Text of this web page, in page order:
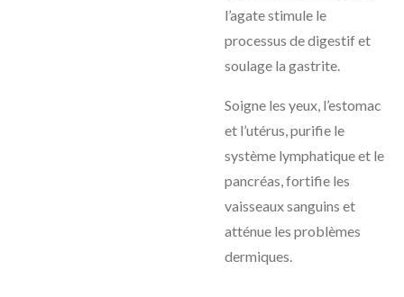
l’agate stimule le
processus de digestif et
soulage la gastrite.
Soigne les yeux, l’estomac
et l’utérus, purifie le
système lymphatique et le
pancréas, fortifie les
vaisseaux sanguins et
atténue les problèmes
dermiques.